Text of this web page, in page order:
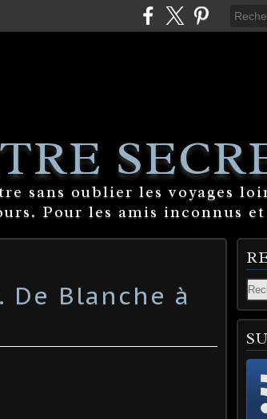
sans oublier les voyages
Pour les amis inconnus et
De Blanche à